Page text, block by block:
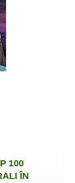
100
ÎN